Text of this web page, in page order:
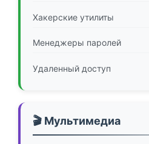
Хакерские утилиты
Менеджеры паролей
Удаленный доступ
🎬 Мультимедиа